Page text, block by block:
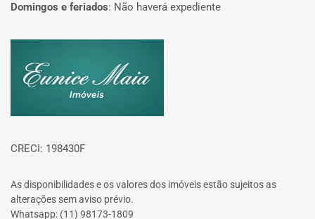
Domingos e feriados: Não haverá expediente
CRECI: 198430F
As disponibilidades e os valores dos imóveis estão sujeitos as
alterações sem aviso prévio.
Whatsapp: (11) 98173-1809